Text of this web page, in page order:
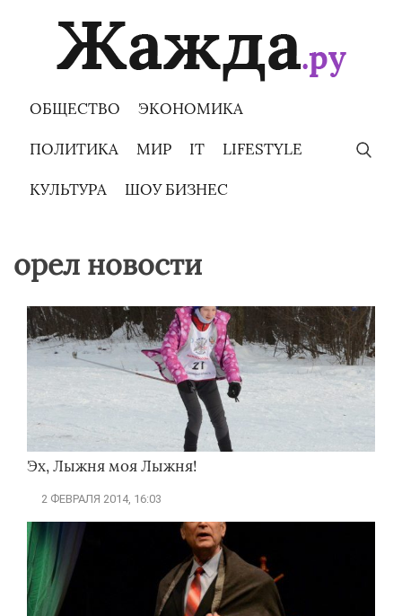
ОБЩЕСТВО ЭКОНОМИКА
ПОЛИТИКА МИР IT LIFESTYLE
КУЛЬТУРА ШОУ БИЗНЕС
орел новости
Эх, Лыжня моя Лыжня!
2 ФЕВРАЛЯ 2014, 16:03